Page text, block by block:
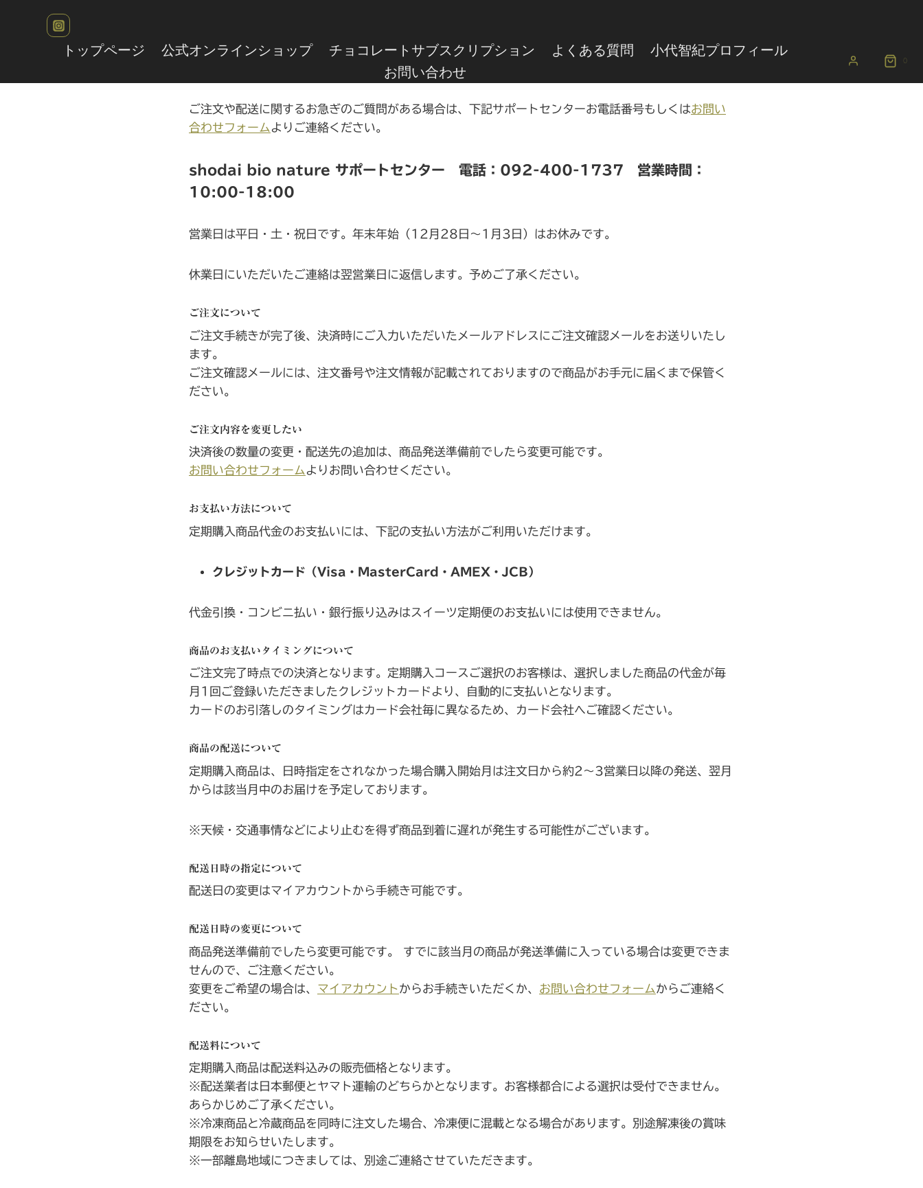
キ
トップページ 公式オンラインショップ チョコレートサブスクリプション よくある質問
小代智紀プロフィール
お問い合わせ
0
ご注文や配送に関するお急ぎのご質問がある場合は、下記サポートセンターお電話番号もしくはお問い
合わせフォーム よりご連絡ください。
shodai bio nature サポートセンター 電話：092-400-1737 営業時間：
10:00-18:00
営業日は平日・土・祝日です。年末年始（12月28日〜1月3日）はお休みです。
休業日にいただいたご連絡は翌営業日に返信します。予めご了承ください。
ご注文について
ご注文手続きが完了後、決済時にご入力いただいたメールアドレスにご注文確認メールをお送りいたし
ます。
ご注文確認メールには、注文番号や注文情報が記載されておりますので商品がお手元に届くまで保管く
ださい。
ご注文内容を変更したい
決済後の数量の変更・配送先の追加は、商品発送準備前でしたら変更可能です。
お問い合わせフォーム よりお問い合わせください。
お支払い方法について
定期購入商品代金のお支払いには、下記の支払い方法がご利用いただけます。
クレジットカード（Visa・MasterCard・AMEX・JCB）
代金引換・コンビニ払い・銀行振り込みはスイーツ定期便のお支払いには使用できません。
商品のお支払いタイミングについて
ご注文完了時点での決済となります。定期購入コースご選択のお客様は、選択しました商品の代金が毎
月1回ご登録いただきましたクレジットカードより、自動的に支払いとなります。
カードのお引落しのタイミングはカード会社毎に異なるため、カード会社へご確認ください。
商品の配送について
定期購入商品は、日時指定をされなかった場合購入開始月は注文日から約2〜3営業日以降の発送、翌月
からは該当月中のお届けを予定しております。
※天候・交通事情などにより止むを得ず商品到着に遅れが発生する可能性がございます。
配送日時の指定について
配送日の変更はマイアカウントから手続き可能です。
配送日時の変更について
商品発送準備前でしたら変更可能です。 すでに該当月の商品が発送準備に入っている場合は変更できま
せんので、ご注意ください。
変更をご希望の場合は、 マイアカウントからお手続きいただくか、 お問い合わせフォームからご連絡く
ださい。
配送料について
定期購入商品は配送料込みの販売価格となります。
※配送業者は日本郵便とヤマト運輸のどちらかとなります。お客様都合による選択は受付できません。
あらかじめご了承ください。
※冷凍商品と冷蔵商品を同時に注文した場合、冷凍便に混載となる場合があります。別途解凍後の賞味
期限をお知らせいたします。
※一部離島地域につきましては、別途ご連絡させていただきます。